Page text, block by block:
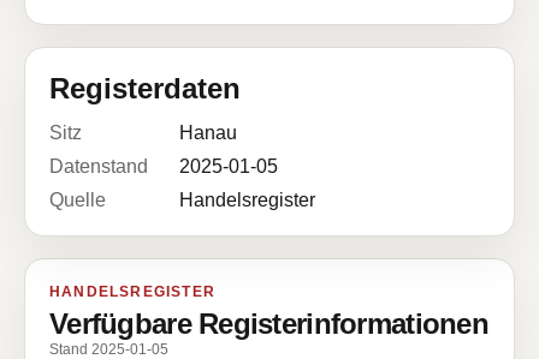
Registerdaten
Sitz
Hanau
Datenstand
2025-01-05
Quelle
Handelsregister
HANDELSREGISTER
Verfügbare Registerinformationen
Stand 2025-01-05